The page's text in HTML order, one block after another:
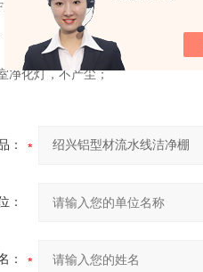
：，采用新加坡PCI离心风机，
大提高了风机的效率、降低了噪
净化灯，不产尘；
：
：
：